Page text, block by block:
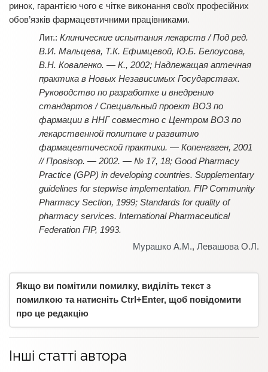
ринок, гарантією чого є чітке виконання своїх професійних
обов’язків фармацевтичними працівниками.
Клинические испытания лекарств / Под ред.
В.И. Мальцева, Т.К. Ефимцевой, Ю.Б. Белоусова,
В.Н. Коваленко. — К., 2002; Надлежащая аптечная
практика в Новых Независимых Государствах.
Руководство по разработке и внедрению
стандартов / Специальный проект ВОЗ по
фармации в ННГ совместно с Центром ВОЗ по
лекарственной политике и развитию
фармацевтической практики. — Копенгаген, 2001
// Провізор. — 2002. — № 17, 18; Good Pharmacy
Practice (GPP) in developing countries. Supplementary
guidelines for stepwise implementation. FIP Community
Pharmacy Section, 1999; Standards for quality of
pharmacy services. International Pharmaceutical
Federation FIP, 1993.
Мурашко А.М., Левашова О.Л.
Якщо ви помітили помилку, виділіть текст з
помилкою та натисніть Ctrl+Enter, щоб повідомити
про це редакцію
Інші статті автора